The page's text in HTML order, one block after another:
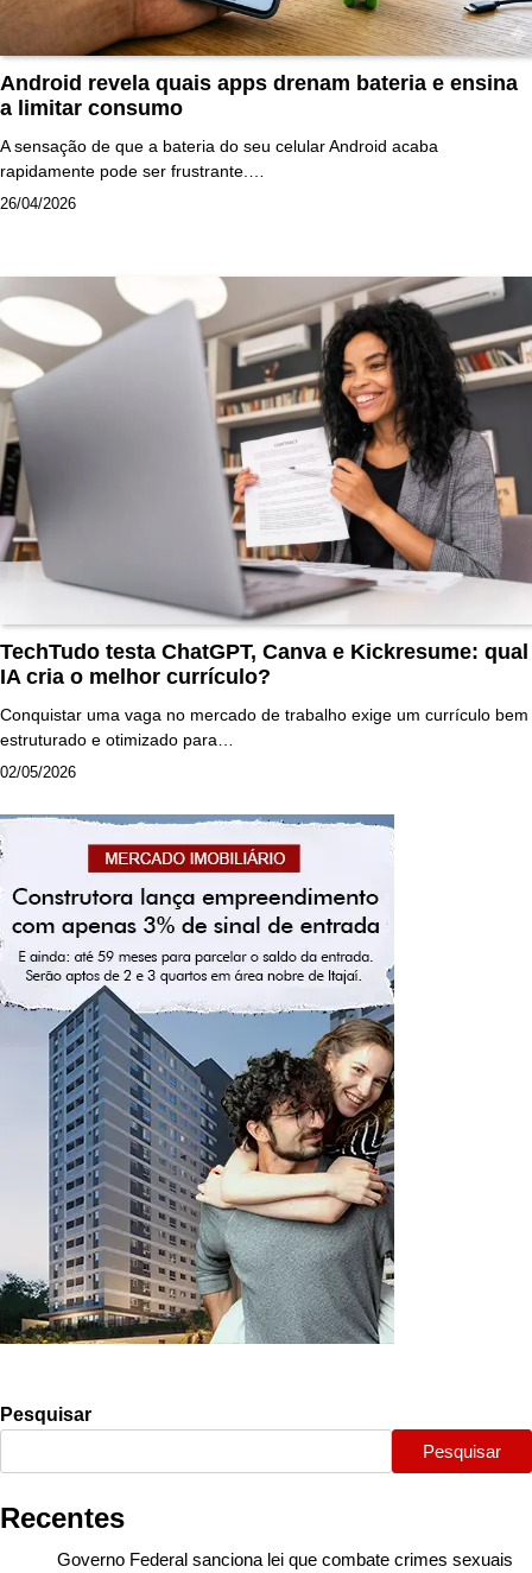
Android revela quais apps drenam bateria e ensina
a limitar consumo
A sensação de que a bateria do seu celular Android acaba
rapidamente pode ser frustrante.…
26/04/2026
TechTudo testa ChatGPT, Canva e Kickresume: qual
IA cria o melhor currículo?
Conquistar uma vaga no mercado de trabalho exige um currículo bem
estruturado e otimizado para…
02/05/2026
Pesquisar
Pesquisar
Recentes
Governo Federal sanciona lei que combate crimes sexuais